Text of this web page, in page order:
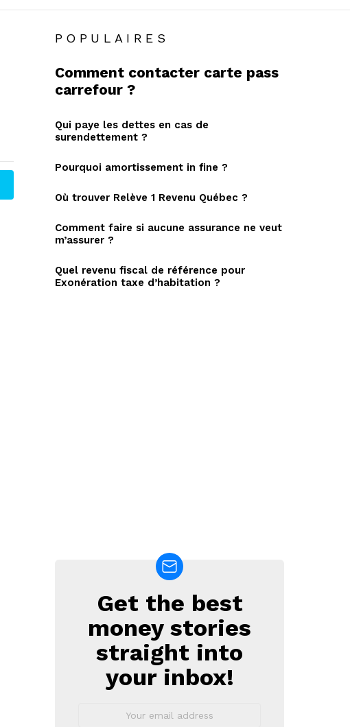
POPULAIRES
Comment contacter carte pass
carrefour ?
Qui paye les dettes en cas de
surendettement ?
Pourquoi amortissement in fine ?
Où trouver Relève 1 Revenu Québec ?
Comment faire si aucune assurance ne veut
m’assurer ?
Quel revenu fiscal de référence pour
Exonération taxe d’habitation ?
NEWSLETTER
Get the best
money stories
straight into
your inbox!